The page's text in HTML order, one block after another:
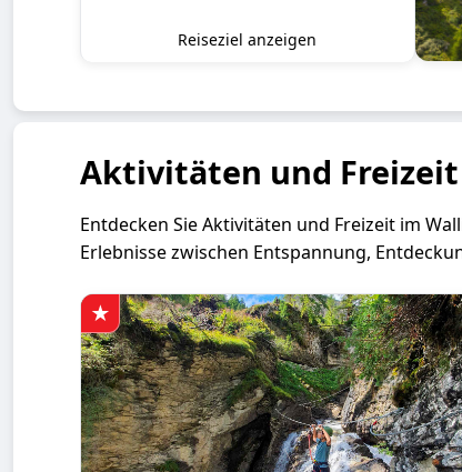
Reiseziel anzeigen
Aktivitäten und
Entdecken Sie Aktivitäten und Freizeit im
Erlebnisse zwischen Entspannung,